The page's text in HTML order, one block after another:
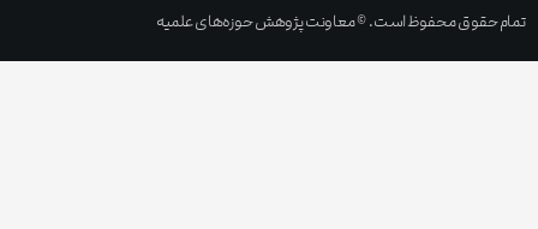
تمام حقوق محفوظ است. © معاونت پژوهش حوزه‌های علمیه